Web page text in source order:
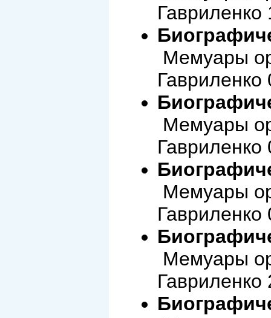
Мемуары
Мемуары
Гавриленко
Мемуары
Мемуары